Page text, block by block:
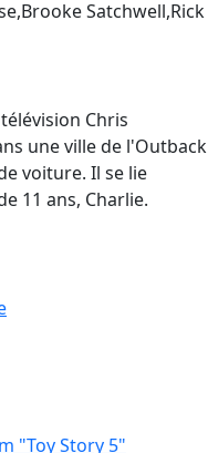
Satchwell,Rick
Chris
une ville de l'Outback
voiture. Il se lie
11 ans, Charlie.
"Toy Story 5"